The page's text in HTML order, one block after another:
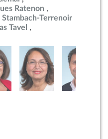
Ratenon
Stambach-Terrenoir
Tavel